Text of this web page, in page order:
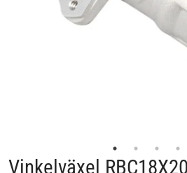
Vinkelväxel